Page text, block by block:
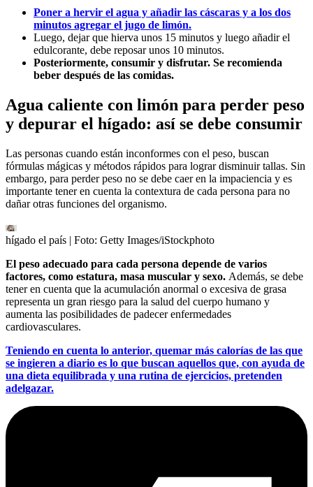
Poner a hervir el agua y añadir las cáscaras y a los dos
minutos agregar el jugo de limón.
Luego, dejar que hierva unos 15 minutos y luego añadir el
edulcorante, debe reposar unos 10 minutos.
Posteriormente, consumir y disfrutar. Se recomienda
beber después de las comidas.
Agua caliente con limón para perder peso
y depurar el hígado: así se debe consumir
Las personas cuando están inconformes con el peso, buscan
fórmulas mágicas y métodos rápidos para lograr disminuir tallas. Sin
embargo, para perder peso no se debe caer en la impaciencia y es
importante tener en cuenta la contextura de cada persona para no
dañar otras funciones del organismo.
hígado el país | Foto: Getty Images/iStockphoto
El peso adecuado para cada persona depende de varios
factores, como estatura, masa muscular y sexo. Además, se debe
tener en cuenta que la acumulación anormal o excesiva de grasa
representa un gran riesgo para la salud del cuerpo humano y
aumenta las posibilidades de padecer enfermedades
cardiovasculares.
Teniendo en cuenta lo anterior, quemar más calorías de las que
se ingieren a diario es lo que buscan aquellos que, con ayuda de
una dieta equilibrada y una rutina de ejercicios, pretenden
adelgazar.